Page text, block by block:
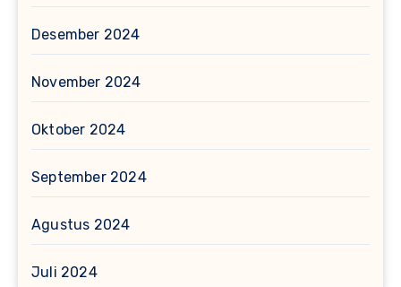
Desember 2024
November 2024
Oktober 2024
September 2024
Agustus 2024
Juli 2024